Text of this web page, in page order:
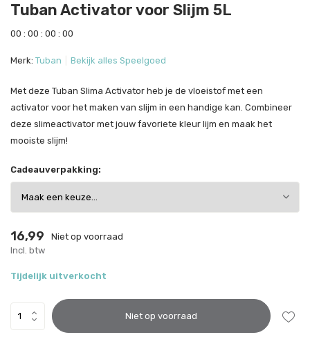
Tuban Activator voor Slijm 5L
00 : 00 : 00 : 00
Merk: Tuban Bekijk alles Speelgoed
Met deze Tuban Slima Activator heb je de vloeistof met een
activator voor het maken van slijm in een handige kan. Combineer
deze slimeactivator met jouw favoriete kleur lijm en maak het
mooiste slijm!
Cadeauverpakking:
16,99
Niet op voorraad
Incl. btw
Tijdelijk uitverkocht
Niet op voorraad